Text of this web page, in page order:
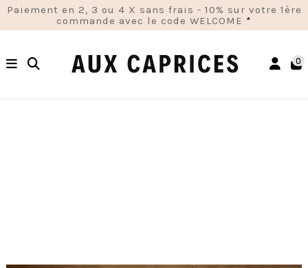
Paiement en 2, 3 ou 4 X sans frais - 10% sur votre 1ère
commande avec le code WELCOME *
0